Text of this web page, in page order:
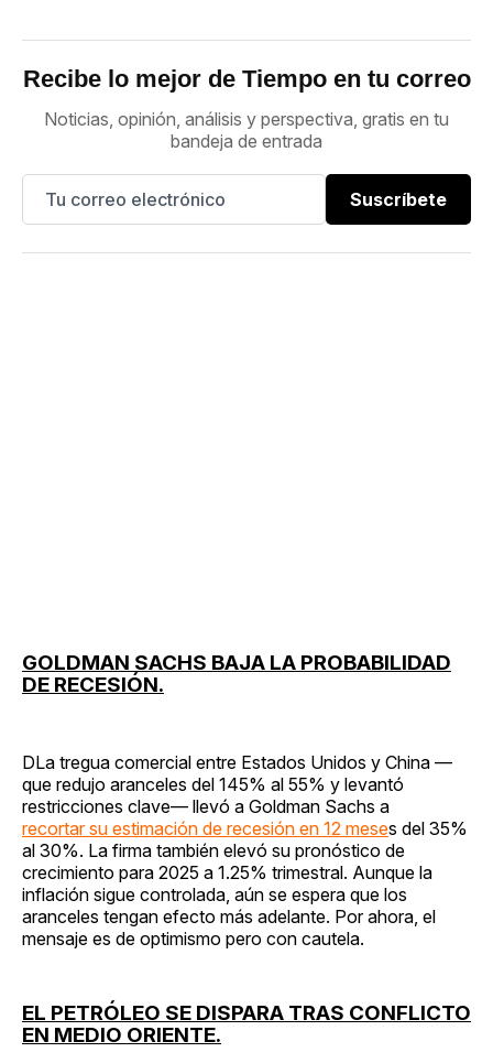
Recibe lo mejor de Tiempo en tu correo
Noticias, opinión, análisis y perspectiva, gratis en tu
bandeja de entrada
Suscríbete
GOLDMAN SACHS BAJA LA PROBABILIDAD
DE RECESIÓN.
DLa tregua comercial entre Estados Unidos y China —
que redujo aranceles del 145% al 55% y levantó
restricciones clave— llevó a Goldman Sachs a
recortar su estimación de recesión en 12 meses del 35%
al 30%. La firma también elevó su pronóstico de
crecimiento para 2025 a 1.25% trimestral. Aunque la
inflación sigue controlada, aún se espera que los
aranceles tengan efecto más adelante. Por ahora, el
mensaje es de optimismo pero con cautela.
EL PETRÓLEO SE DISPARA TRAS CONFLICTO
EN MEDIO ORIENTE.